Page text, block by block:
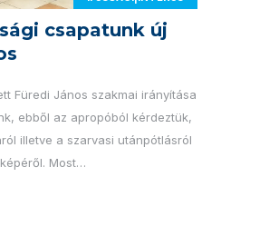
csapatunk új
Füredi János szakmai irányítása
ebből az apropóból kérdeztük,
illetve a szarvasi utánpótlásról
Most…